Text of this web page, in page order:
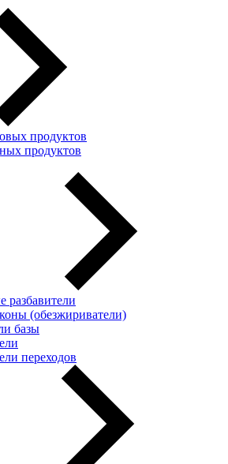
продуктов
продуктов
разбавители
(обезжириватели)
базы
переходов